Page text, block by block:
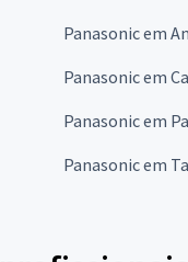
Panasonic em
Panasonic em
Panasonic em
Panasonic em